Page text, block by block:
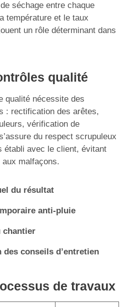
séchage entre chaque
température et le taux
un rôle déterminant dans
qualité
qualité nécessite des
: rectification des arêtes,
vérification de
du respect scrupuleux
établi avec le client, évitant
malfaçons.
du résultat
anti-pluie
chantier
des conseils d’entretien
de travaux